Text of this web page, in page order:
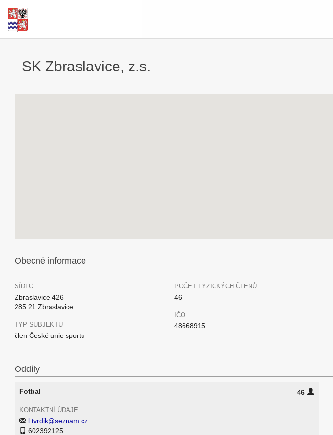
SK Zbraslavice, z.s.
Obecné informace
SÍDLO
Zbraslavice 426
285 21 Zbraslavice
TYP SUBJEKTU
člen České unie sportu
POČET FYZICKÝCH ČLENŮ
46
IČO
48668915
Oddíly
Fotbal 46
KONTAKTNÍ ÚDAJE
l.tvrdik@seznam.cz
602392125